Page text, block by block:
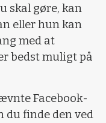
skal gøre, kan
eller hun kan
med at
bedst muligt på
Facebook-
du finde den ved